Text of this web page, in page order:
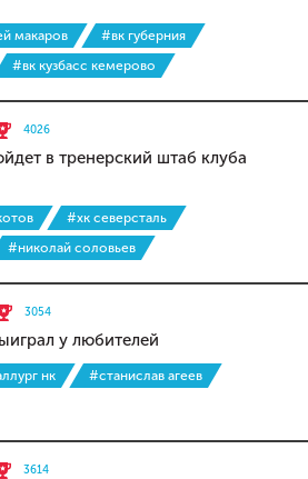
макаров
#вк губерния
#вк кузбасс кемерово
4026
в тренерский штаб клуба
#хк северсталь
#николай соловьев
3054
у любителей
нк
#станислав агеев
3614